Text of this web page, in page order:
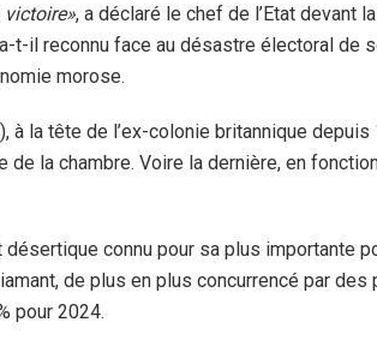
victoire», a déclaré le chef de l’Etat devant
t-il reconnu face au désastre électoral de
morose.
à la tête de l’ex-colonie britannique depuis
la chambre. Voire la dernière, en
connu pour sa plus importante
de plus en plus concurrencé par
pour 2024.